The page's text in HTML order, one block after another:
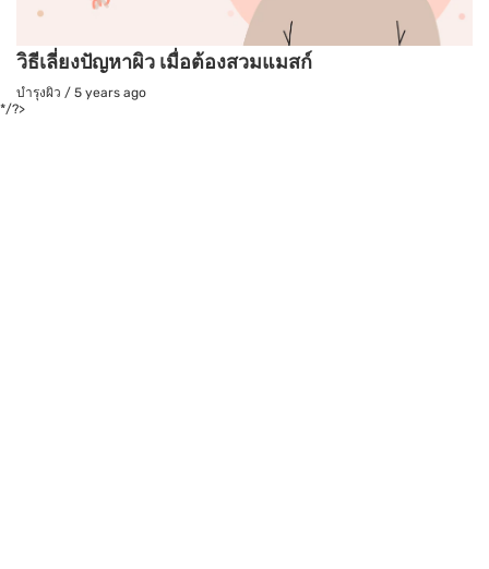
วิธีเลี่ยงปัญหาผิว เมื่อต้องสวมแมสก์
บำรุงผิว / 5 years ago
*/?>